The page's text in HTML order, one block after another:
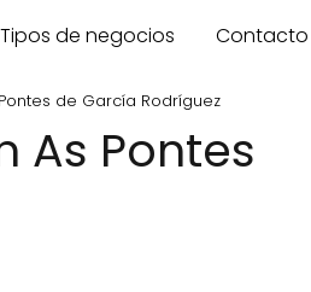
Tipos de negocios Contacto
Pontes de García Rodríguez